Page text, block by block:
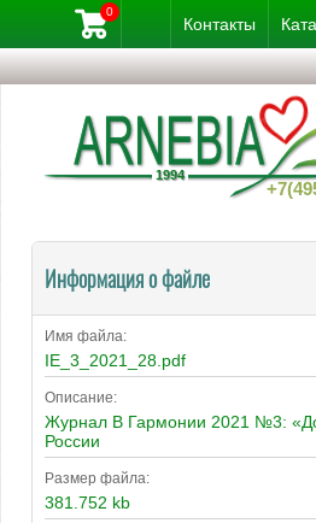
Контакты
0
Информация о файле
Имя файла:
IE_3_2021_28.pdf
Описание:
Журнал В Гармонии 2021 №3:
России
Размер файла:
381.752 kb